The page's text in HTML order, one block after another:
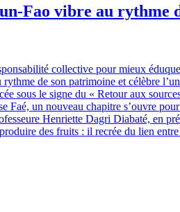
Fao vibre au rythme
collective pour mieux
de son patrimoine et célèbre
sous le signe du « Retour aux
Faé, un nouveau chapitre s’ouvre
Henriette Dagri Diabaté, en
des fruits : il recrée du lien